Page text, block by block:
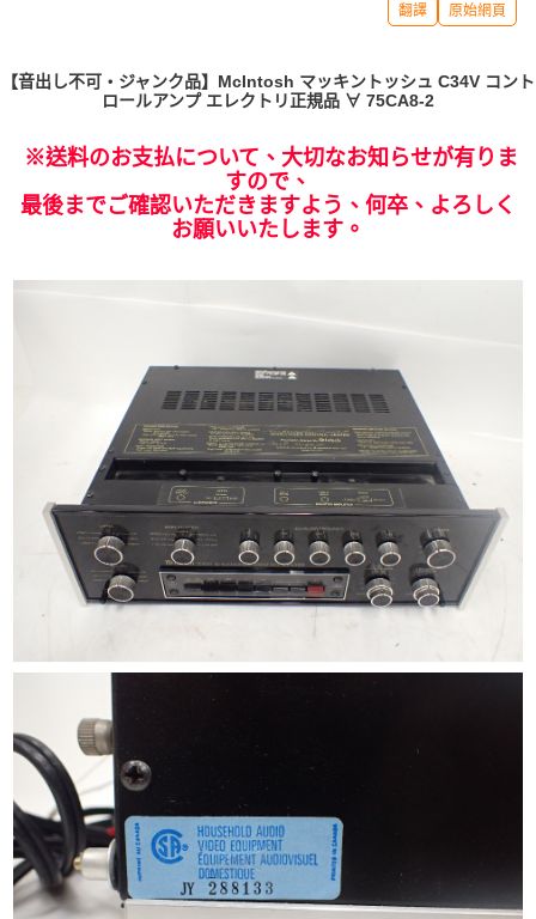
翻譯 原始網頁
【音出し不可・ジャンク品】McIntosh マッキントッシュ C34V コント
ロールアンプ エレクトリ正規品 ∀ 75CA8-2
※送料のお支払について、大切なお知らせが有りま
すので、
最後までご確認いただきますよう、何卒、よろしく
お願いいたします。